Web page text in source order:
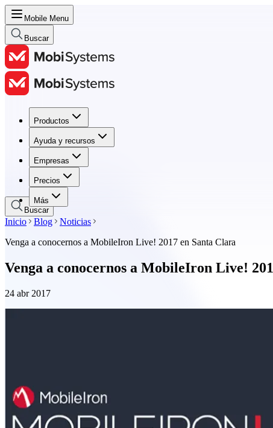
Mobile Menu
Buscar
Productos
Ayuda y recursos
Empresas
Precios
Más
Productos
Ayuda y recursos
Empresas
Precios
Buscar
Inicio Blog
Noticias
Venga a conocernos a MobileIron Live! 2017 en Santa Clara
Venga a conocernos a MobileIron Live!
24 abr 2017